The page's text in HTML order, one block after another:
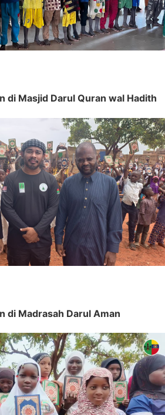
di Masjid Darul Quran wal Hadith
di Madrasah Darul Aman